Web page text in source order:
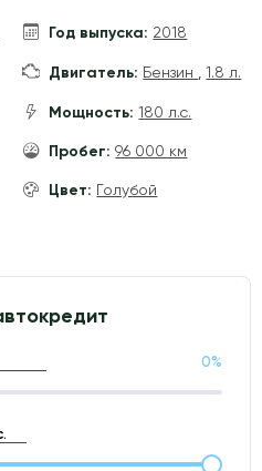
Год выпуска: 2018
Двигатель: Бензин ,1.8 л.
Мощность: 180 л.с.
Пробег: 96 000 км
Цвет: Голубой
0%